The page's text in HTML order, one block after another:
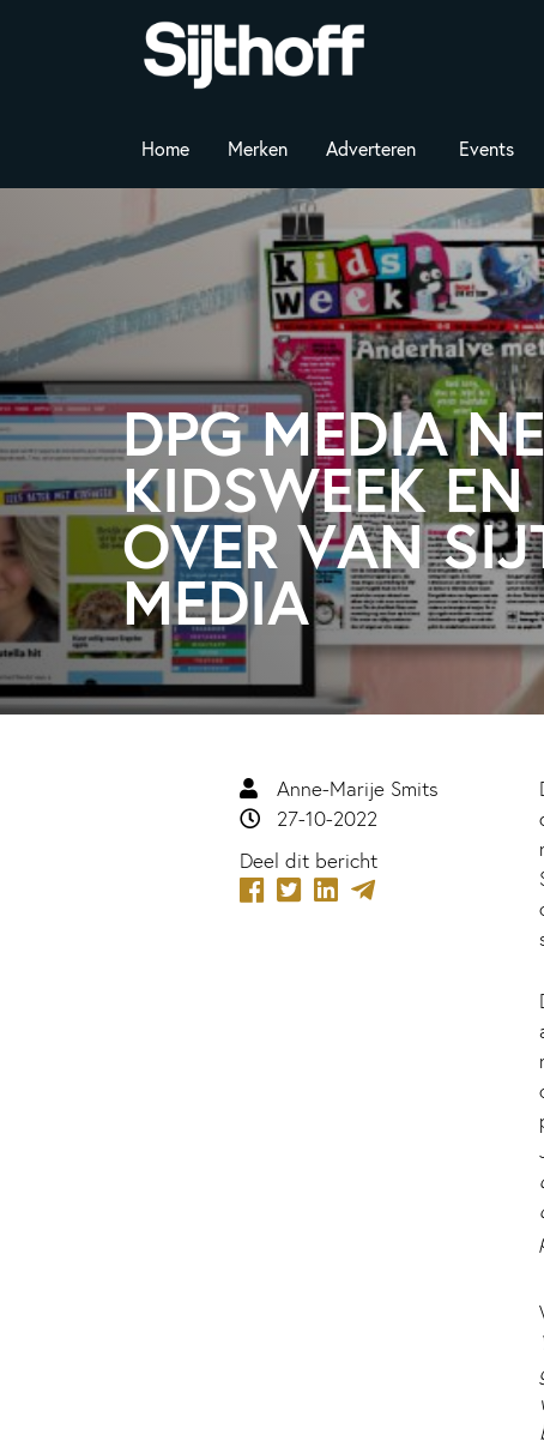
Home Merken Adverteren Events
DPG MEDIA
KIDSWEEK
OVER VAN
MEDIA
Anne-Marije Smits
27-10-2022
Deel dit bericht